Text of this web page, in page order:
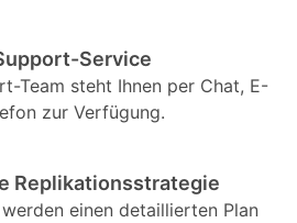
Service
Team steht Ihnen per Chat, E-
zur Verfügung.
Replikationsstrategie
einen detaillierten Plan